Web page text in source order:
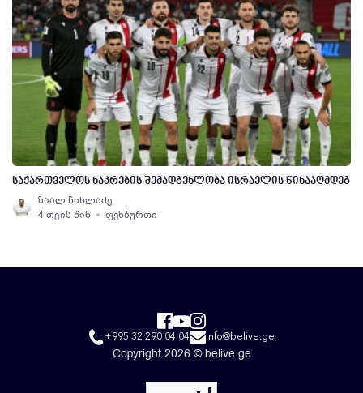
საქართველოს ნაკრების შემადგენლობა ისრაელის წინააღმდეგ
ზაალ ჩიხლაძე
4 თვის წინ
ფეხბურთი
+995 32 290 04 04 info@belive.ge
Copyright 2026 © belive.ge